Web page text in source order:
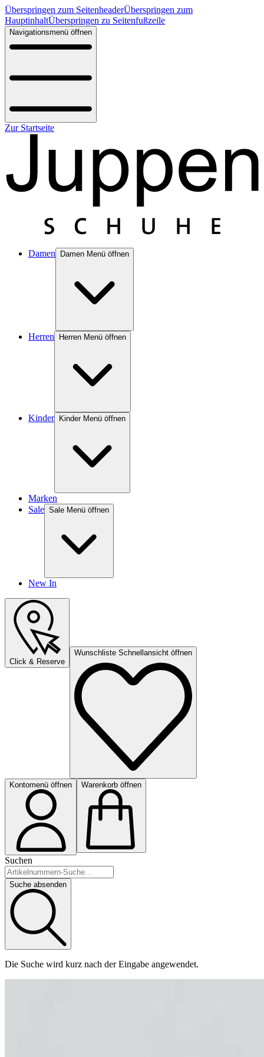
Überspringen zum SeitenheaderÜberspringen zum
HauptinhaltÜberspringen zu Seitenfußzeile
Navigationsmenü öffnen
Zur Startseite
Damen Damen Menü öffnen
Herren Herren Menü öffnen
Kinder Kinder Menü öffnen
Marken
Sale Sale Menü öffnen
New In
Click & Reserve
Wunschliste Schnellansicht öffnen
Kontomenü öffnen Warenkorb öffnen
Suchen
Suche absenden
Die Suche wird kurz nach der Eingabe angewendet.